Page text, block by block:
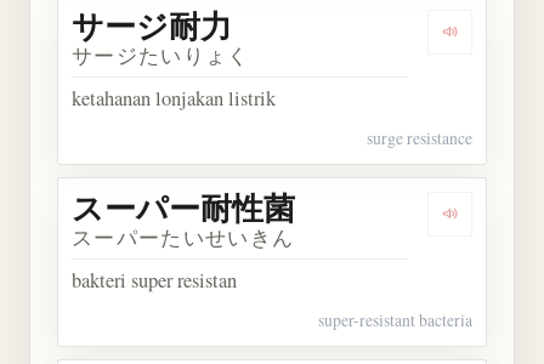
Dengarkan
サージ耐力
サージたいりょく
ketahanan lonjakan listrik
surge resistance
Dengarkan
スーパー耐性菌
スーパーたいせいきん
bakteri super resistan
super-resistant bacteria